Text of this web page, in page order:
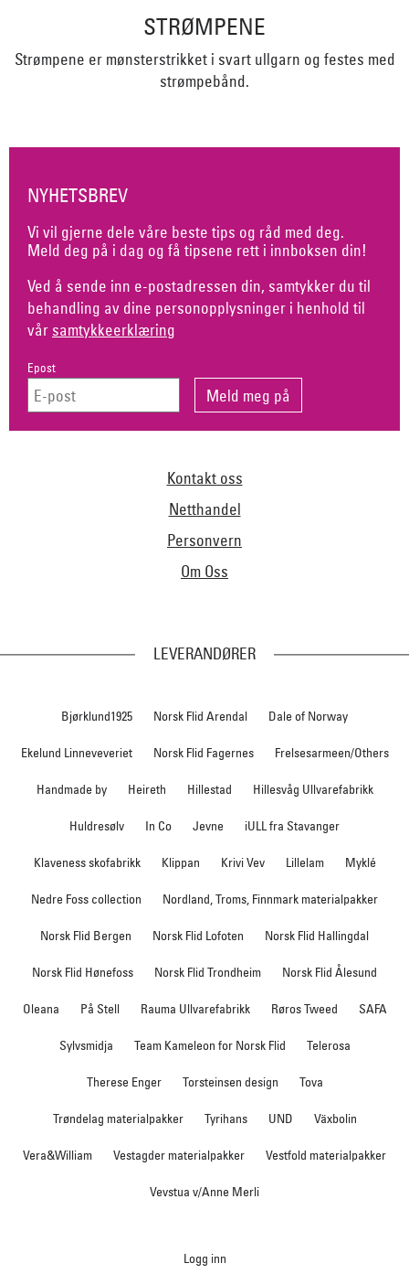
STRØMPENE
Strømpene er mønsterstrikket i svart ullgarn og festes med
strømpebånd.
NYHETSBREV
Vi vil gjerne dele våre beste tips og råd med deg.
Meld deg på i dag og få tipsene rett i innboksen din!
Ved å sende inn e-postadressen din, samtykker du til
behandling av dine personopplysninger i henhold til
vår samtykkeerklæring
Epost
Kontakt oss
Netthandel
Personvern
Om Oss
LEVERANDØRER
Bjørklund1925 Norsk Flid Arendal Dale of Norway
Ekelund Linneveveriet Norsk Flid Fagernes Frelsesarmeen/Others
Handmade by Heireth Hillestad Hillesvåg Ullvarefabrikk
Huldresølv In Co Jevne iULL fra Stavanger
Klaveness skofabrikk Klippan Krivi Vev Lillelam Myklé
Nedre Foss collection Nordland, Troms, Finnmark materialpakker
Norsk Flid Bergen Norsk Flid Lofoten Norsk Flid Hallingdal
Norsk Flid Hønefoss Norsk Flid Trondheim Norsk Flid Ålesund
Oleana På Stell Rauma Ullvarefabrikk Røros Tweed SAFA
Sylvsmidja Team Kameleon for Norsk Flid Telerosa
Therese Enger Torsteinsen design Tova
Trøndelag materialpakker Tyrihans UND Växbolin
Vera&William Vestagder materialpakker Vestfold materialpakker
Vevstua v/Anne Merli
Logg inn